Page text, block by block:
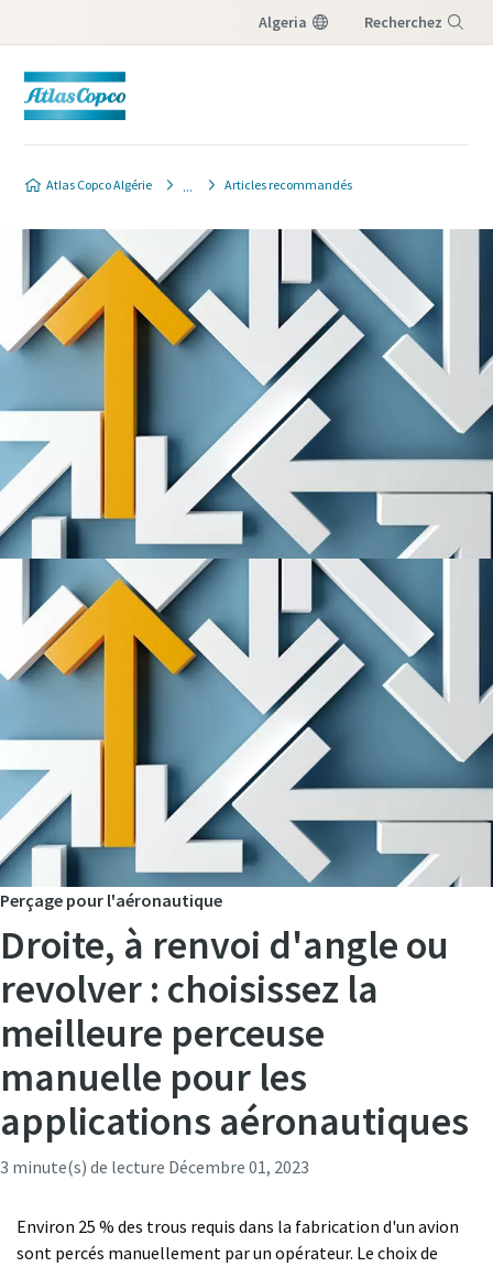
Algeria Recherchez
Atlas Copco Algérie Articles recommandés
C'est le moment d'étalonner ?
Assurez votre qualité et réduisez les défauts grâce à
l’étalonnage des outils et à l’étalonnage d’assurance
qualité accrédité.​
Faites étalonner vos outils dès maintenant !
Momentum Talks
Découvrez des discussions inspirantes et captivantes sur
Atlas Copco
Perçage pour l'aéronautique
Droite, à renvoi d'angle ou
revolver : choisissez la
meilleure perceuse
manuelle pour les
applications aéronautiques
3 minute(s) de lecture Décembre 01, 2023
Environ 25 % des trous requis dans la fabrication d'un avion
sont percés manuellement par un opérateur. Le choix de